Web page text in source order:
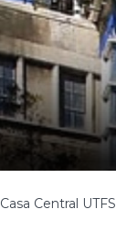
Casa Central